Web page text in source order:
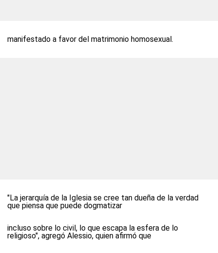
manifestado a favor del matrimonio homosexual.
"La jerarquía de la Iglesia se cree tan dueña de la verdad
que piensa que puede dogmatizar
incluso sobre lo civil, lo que escapa la esfera de lo
religioso", agregó Alessio, quien afirmó que